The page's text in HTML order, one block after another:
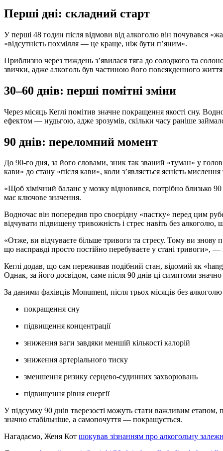
Перші дні: складний старт
У перші 48 годин після відмови від алкоголю він почувався
«відсутність похмілля — це краще, ніж бути п’яним».
Приблизно через тиждень з’явилася тяга до солодкого та
звички, адже алкоголь був частиною його повсякденного
30–60 днів: перші помітні зміни
Через місяць Кеглі помітив значне покращення якості сну.
ефектом — нудьгою, адже зрозумів, скільки часу раніше
90 днів: переломний момент
До 90-го дня, за його словами, зник так званий «туман» у
кави» до стану «після кави», коли з’являється ясність мислення
«Щоб хімічний баланс у мозку відновився, потрібно близько
має ключове значення.
Водночас він попередив про своєрідну «пастку» перед цим
відчувати підвищену тривожність і стрес навіть без
«Отже, ви відчуваєте більше тривоги та стресу. Тому ви знову
що насправді просто постійно перебуваєте у стані тривоги», —
Кеглі додав, що сам переживав подібний стан, відомий як
Однак, за його досвідом, саме після 90 днів ці симптоми
За даними фахівців Monument, після трьох місяців без
покращення сну
підвищення концентрації
зниження ваги завдяки меншій кількості калорій
зниження артеріального тиску
зменшення ризику серцево-судинних захворювань
підвищення рівня енергії
У підсумку 90 днів тверезості можуть стати важливим етапом,
значно стабільніше, а самопочуття — покращується.
Нагадаємо, Женя Кот шокував зізнанням про алкогольну